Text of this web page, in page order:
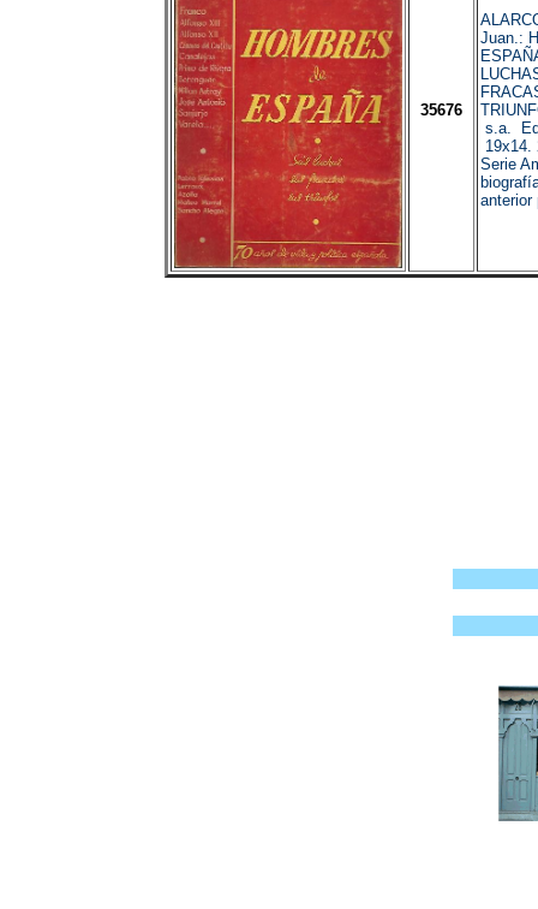
35676
Juan.:
s.a.
Serie
anterior